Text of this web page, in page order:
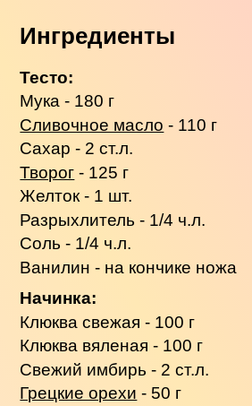
Ингредиенты
Тесто:
Мука - 180 г
Сливочное масло - 110 г
Сахар - 2 ст.л.
Творог - 125 г
Желток - 1 шт.
Разрыхлитель - 1/4 ч.л.
Соль - 1/4 ч.л.
Ванилин - на кончике ножа
Начинка:
Клюква свежая - 100 г
Клюква вяленая - 100 г
Свежий имбирь - 2 ст.л.
Грецкие орехи - 50 г